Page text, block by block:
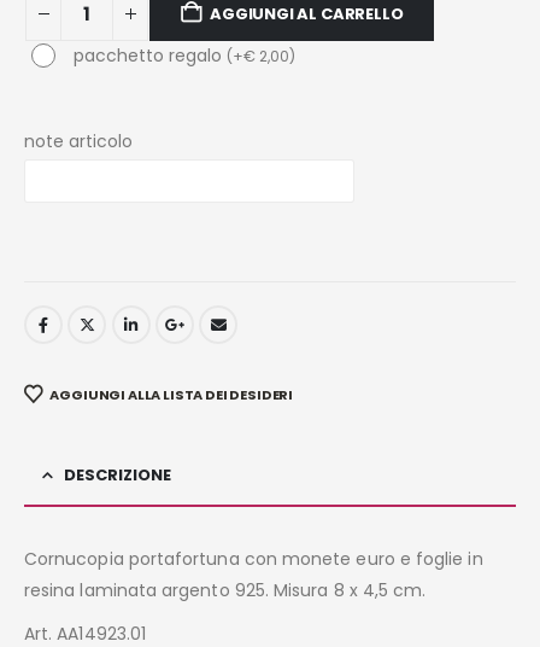
AGGIUNGI AL CARRELLO
pacchetto regalo (+€2,00)
note articolo
AGGIUNGI ALLA LISTA DEI DESIDERI
DESCRIZIONE
Cornucopia portafortuna con monete euro e foglie in
resina laminata argento 925. Misura 8 x 4,5 cm.
Art. AA14923.01